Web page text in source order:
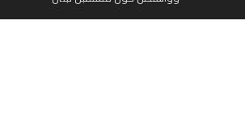
اليسار اللبناني «اليقظ» وسيادة الدولة: